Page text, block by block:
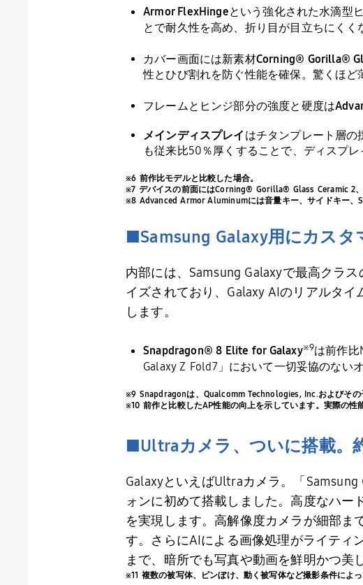
Armor FlexHingeという強化された水滴型
とで耐久性を高め、折り目が目立ちにくく
カバー画面には新素材Corning® Gorilla®
性とひび割れを防ぐ性能を確保。驚くほど
フレームとヒンジ部分の強度と硬度は
メインディスプレイ はチタンプレート層の
も従来比50 ％厚くすることで、ディスプ
※6 前作比モデルと比較した場合。
※7 デバイスの前面にはCorning® Gorilla® Glass Ceramic 2
※8 Advanced Armor Aluminumには音量キー、サイドキー、
■Samsung Galaxy用にカスタ
内部には、 Samsung Galaxyで最高クラス
イズされており、 Galaxy AIのリアルタイ
します。
Snapdragon® 8 Elite for Galaxy※9は前作比
Galaxy Z Fold7 」において一切妥協のない
※9 Snapdragonは、Qualcomm Technologies, Inc.およびそ
※10 前作と比較したAP性能の向上を示しています。実際の性
■Ultraカメラ、ついに搭載。
GalaxyといえばUltraカメラ。「Samsung
ォンに初めて搭載しました。高度なハ
を実現します。高解像度カメラが細部ま
す。さらにAIによる画像処理がライティ
まで、暗所でも写真や動画を鮮明かつ美
※11 複数の被写体、ピンぼけ、動く被写体など撮影条件によ